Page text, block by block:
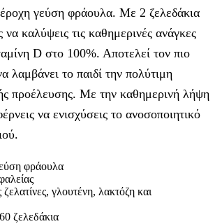
γεύση φράουλα. Με 2 ζελεδάκια
καλύψεις τις καθημερινές ανάγκες
D στο 100%. Αποτελεί τον πιο
λαμβάνει το παιδί την πολύτιμη
προέλευσης. Με την καθημερινή λήψη
να ενισχύσεις το ανοσοποιητικό
φράουλα
γλουτένη, λακτόζη και
ζελεδάκια